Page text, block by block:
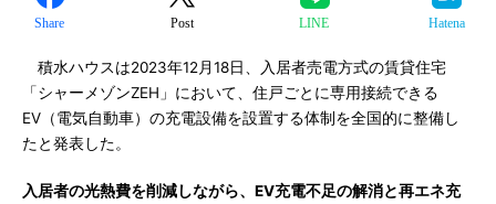
Share Post LINE Hatena
積水ハウスは2023年12月18日、入居者売電方式の賃貸住宅
「シャーメゾンZEH」において、住戸ごとに専用接続できる
EV（電気自動車）の充電設備を設置する体制を全国的に整備し
たと発表した。
入居者の光熱費を削減しながら、EV充電不足の解消と再エネ充